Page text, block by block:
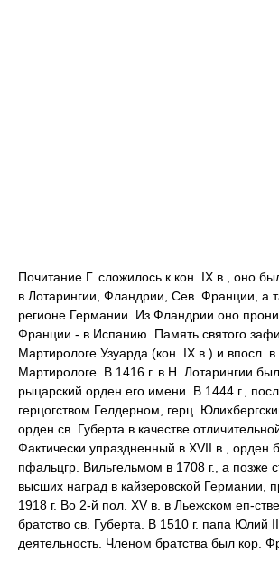
Почитание Г. сложилось к кон. IX в., оно
в Лотарингии, Фландрии, Сев. Франции, а
регионе Германии. Из Фландрии оно
Франции - в Испанию. Память святого
Мартирологе Узуарда (кон. IX в.) и впосл.
Мартирологе. В 1416 г. в Н. Лотарингии
рыцарский орден его имени. В 1444 г.,
герцогством Гелдерном, герц.
орден св. Губерта в качестве
Фактически упраздненный в XVII в., орден
пфальцгр. Вильгельмом в 1708 г., а позже
высших наград в кайзеровской Германии,
1918 г. Во 2-й пол. XV в. в Льежском еп-
братство св. Губерта. В 1510 г. папа Юлий
деятельность. Членом братства был кор.